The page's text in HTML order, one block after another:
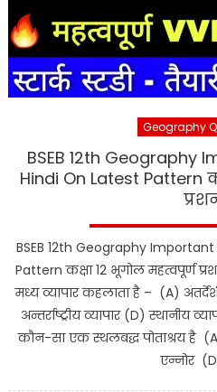
Geography
BSEB 12th Geography
Hindi On Latest Pattern
BSEB 12th Geography
Pattern कक्षा 12 भूगोल महत्वपूर्ण
मध्य व्यापार कहलाता है – (A)
अन्तर्राष्ट्रीय व्यापार (D) स्थानीय
कौन-सा एक स्थलबद्ध पोताश्रय है
एन्नोर